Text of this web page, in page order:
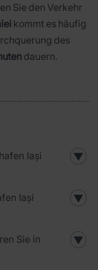
Sie den Verkehr
kommt es häufig
des
dauern.
Iași
▼
Iași
▼
Sie in
▼